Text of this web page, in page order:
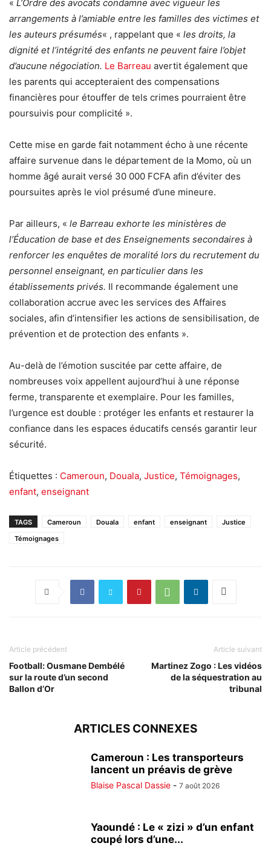
« L’Ordre des avocats condamne avec vigueur les
arrangements à l’amiable entre les familles des victimes et
les auteurs présumés« , rappelant que « les droits, la
dignité et l’intégrité des enfants ne peuvent faire l’objet
d’aucune négociation. Le Barreau avertit également que
les parents qui accepteraient des compensations
financières pour étouffer de tels crimes pourraient être
poursuivis pour complicité ».
Cette mise en garde fait notamment écho à une récente
affaire survenue dans le département de la Momo, où un
homme âgé aurait versé 30 000 FCFA afin d’éviter des
poursuites après le viol présumé d’une mineure.
Par ailleurs, « le Barreau exhorte les ministères de
l’Éducation de base et des Enseignements secondaires à
renforcer les enquêtes de moralité lors du recrutement du
personnel enseignant, en particulier dans les
établissements privés. Il recommande également une
collaboration accrue avec les services des Affaires
sociales, afin d’intensifier les actions de sensibilisation, de
prévention et de protection des enfants ».
Au-delà de l’émotion suscitée par cette affaire, de
nombreuses voix appellent aujourd’hui à une réponse
ferme, transparente et exemplaire. Pour les familles,
l’urgence est double : protéger les enfants et restaurer la
confiance dans les espaces éducatifs censés garantir leur
sécurité.
Étiquettes : Cameroun, Douala, Justice, Témoignages,
enfant, enseignant
TAGS Cameroun Douala enfant enseignant
Justice
Témoignages
Article précédent
Football: Ousmane Dembélé
sur la route d’un second
Ballon d’Or
Article suivant
Martinez Zogo : Les vidéos
de la séquestration au
tribunal
ARTICLES CONNEXES
Cameroun : Les transporteurs
lancent un préavis de grève
Blaise Pascal Dassie - 7 août 2026
Yaoundé : Le « zizi » d’un enfant
coupé lors d’une...